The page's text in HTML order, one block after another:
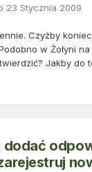
23 Stycznia 2009
Czyżby
w Żołyni
Jakby do
dodać